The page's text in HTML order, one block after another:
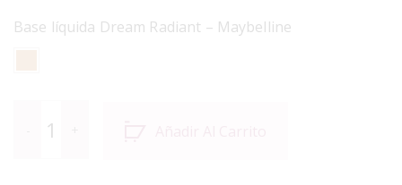
Base líquida Dream Radiant – Maybelline